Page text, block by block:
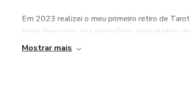
Em 2023 realizei o meu primeiro retiro de
tema tivessem uma experiência arrebatadora
tranquilo no meio da natureza.
Mostrar mais